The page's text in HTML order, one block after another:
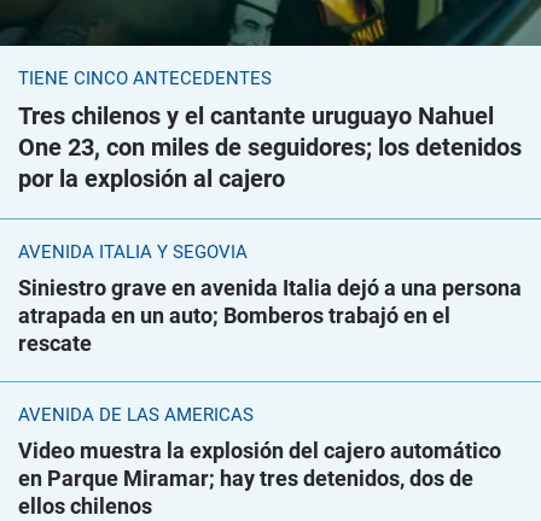
TIENE CINCO ANTECEDENTES
Tres chilenos y el cantante uruguayo Nahuel
One 23, con miles de seguidores; los detenidos
por la explosión al cajero
AVENIDA ITALIA Y SEGOVIA
Siniestro grave en avenida Italia dejó a una persona
atrapada en un auto; Bomberos trabajó en el
rescate
AVENIDA DE LAS AMÉRICAS
Video muestra la explosión del cajero automático
en Parque Miramar; hay tres detenidos, dos de
ellos chilenos